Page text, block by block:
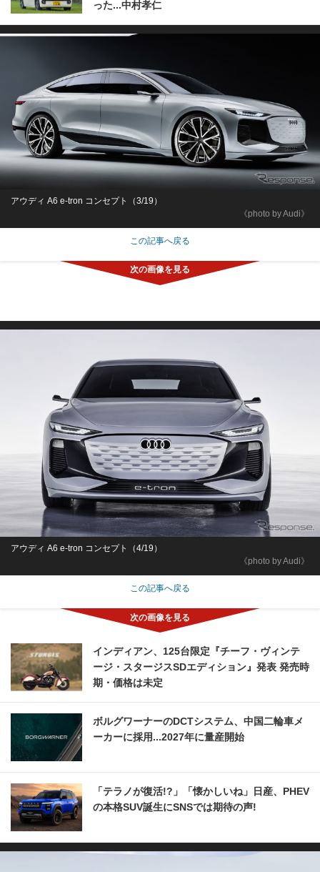
った...中村孝仁
《photo by Audi》
アウディ A6 e-tron コンセプト（3/19）
この記事へ戻る
《photo by Audi》
アウディ A6 e-tron コンセプト（4/19）
この記事へ戻る
インディアン、125台限定『チーフ・ヴィンテ
ージ・スタージスSDエディション』発表 発売時
期・価格は未定
ボルグワーナーのDCTシステム、中国二輪車メ
ーカーに採用...2027年に量産開始
「テラノが復活!?」「懐かしいね」日産、PHEV
の本格SUV誕生にSNSでは期待の声!